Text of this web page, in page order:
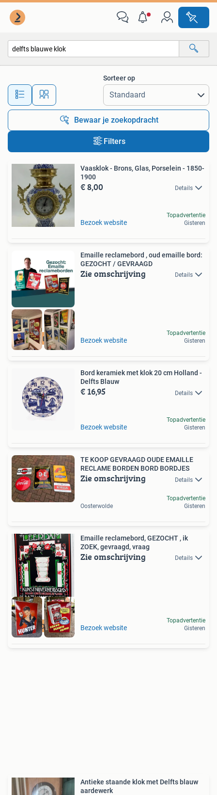
Alle afstanden…
Sorteer op
Bewaar je zoekopdracht
Filters
Vaasklok - Brons, Glas, Porselein - 1850-
1900
€ 8,00 Details
Bezoek website
Topadvertentie
Gisteren
RECLAMEBORDEN
Emaille reclamebord , oud emaille bord:
GEZOCHT / GEVRAAGD
Zie omschrijving Details
Bezoek website
Topadvertentie
Gisteren
Bord keramiek met klok 20 cm Holland -
Delfts Blauw
€ 16,95 Details
Bezoek website
Topadvertentie
Gisteren
TE KOOP GEVRAAGD OUDE EMAILLE
RECLAME BORDEN BORD BORDJES
Zie omschrijving Details
Oosterwolde
Topadvertentie
Gisteren
GEZOCHT
Emaille reclamebord, GEZOCHT , ik
ZOEK, gevraagd, vraag
Zie omschrijving Details
Bezoek website
Topadvertentie
Gisteren
Antieke staande klok met Delfts blauw
aardewerk